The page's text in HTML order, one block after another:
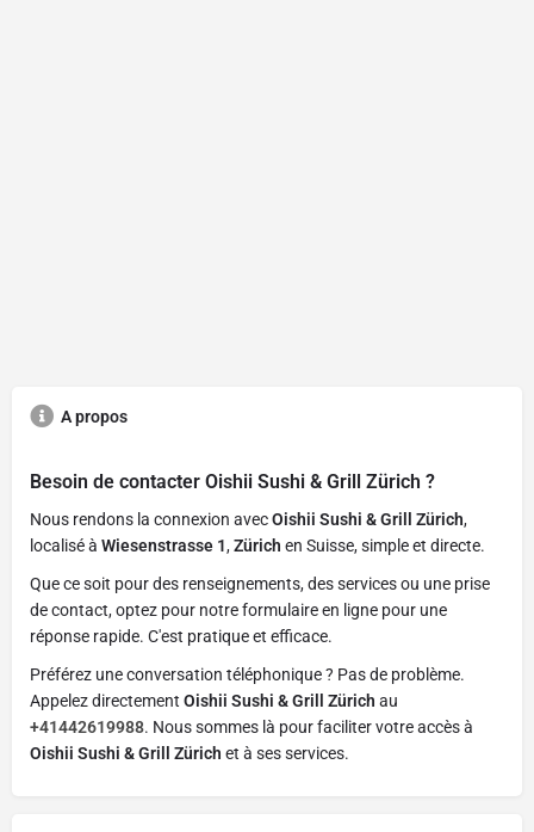
A propos
Besoin de contacter Oishii Sushi & Grill Zürich ?
Nous rendons la connexion avecOishii Sushi & Grill Zürich,
localisé à Wiesenstrasse 1,Zürich en Suisse, simple et directe.
Que ce soit pour des renseignements, des services ou une prise
de contact, optez pour notre formulaire en ligne pour une
réponse rapide. C'est pratique et efficace.
Préférez une conversation téléphonique ? Pas de problème.
Appelez directement Oishii Sushi & Grill Zürich au
+41442619988. Nous sommes là pour faciliter votre accès à
Oishii Sushi & Grill Zürich et à ses services.